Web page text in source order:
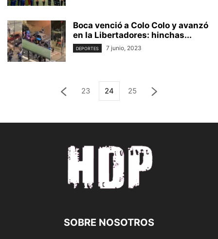
Boca venció a Colo Colo y avanzó
en la Libertadores: hinchas...
DEPORTES 7 junio, 2023
23 24 25
SOBRE NOSOTROS